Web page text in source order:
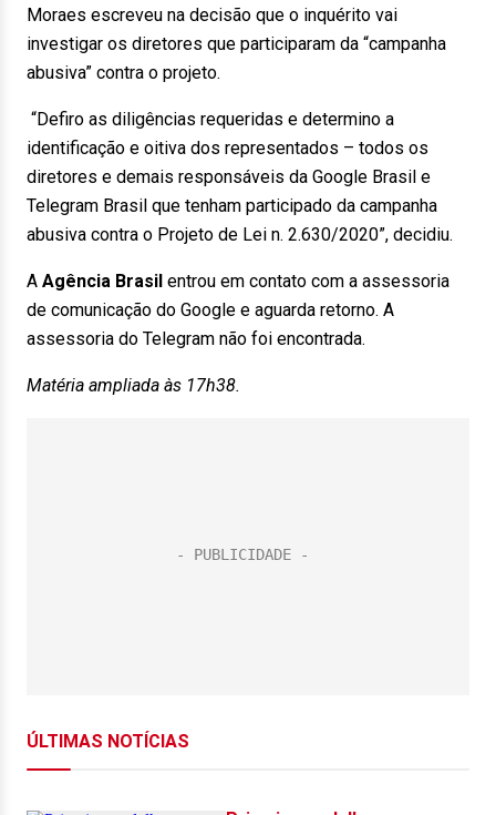
Moraes escreveu na decisão que o inquérito vai
investigar os diretores que participaram da “campanha
abusiva” contra o projeto.
“Defiro as diligências requeridas e determino a
identificação e oitiva dos representados – todos os
diretores e demais responsáveis da Google Brasil e
Telegram Brasil que tenham participado da campanha
abusiva contra o Projeto de Lei n. 2.630/2020”, decidiu.
A Agência Brasil entrou em contato com a assessoria
de comunicação do Google e aguarda retorno. A
assessoria do Telegram não foi encontrada.
Matéria ampliada às 17h38.